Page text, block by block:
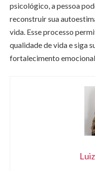
psicológico, a pessoa
reconstruir sua
vida. Esse processo
qualidade de vida e siga
fortalecimento emocional.